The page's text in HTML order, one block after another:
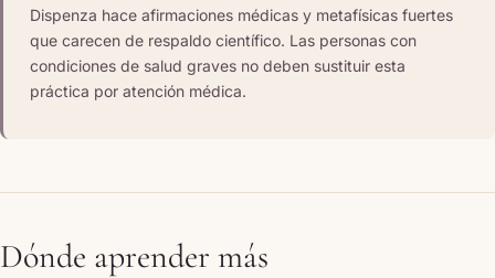
Dispenza hace afirmaciones médicas y metafísicas fuertes
que carecen de respaldo científico. Las personas con
condiciones de salud graves no deben sustituir esta
práctica por atención médica.
Dónde aprender más